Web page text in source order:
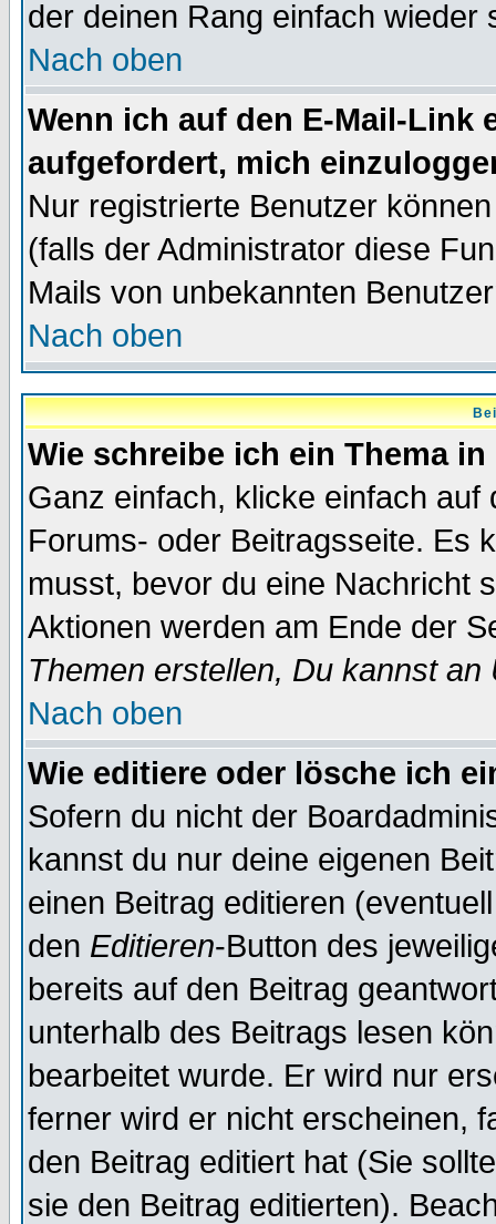
der deinen Rang einfach wieder
Nach oben
Wenn ich auf den E-Mail-Link
aufgefordert, mich
Nur registrierte Benutzer
(falls der Administrator diese
Mails von unbekannten
Nach oben
Wie schreibe ich ein Thema
Ganz einfach, klicke einfach
Forums- oder Beitragsseite. Es
musst, bevor du eine Nachricht
Aktionen werden am Ende der
Themen erstellen, Du kannst
Nach oben
Wie editiere oder lösche ich
Sofern du nicht der
kannst du nur deine eigenen
einen Beitrag editieren
den Editieren-Button des
bereits auf den Beitrag
unterhalb des Beitrags lesen
bearbeitet wurde. Er wird nur
ferner wird er nicht erscheinen,
den Beitrag editiert hat (Sie
sie den Beitrag editierten).